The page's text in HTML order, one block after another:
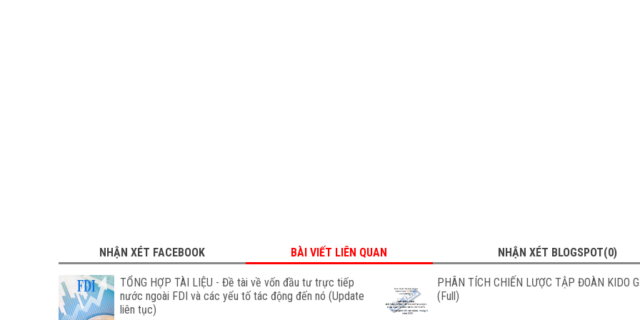
NHẬN XÉT FACEBOOK BÀI VIẾT LIÊN QUAN NHẬN XÉT BLOGSPOT(0)
TỔNG HỢP TÀI LIỆU - Đề tài về vốn đầu tư trực tiếp
nước ngoài FDI và các yếu tố tác động đến nó (Update
liên tục)
PHÂN TÍCH CHIẾN LƯỢC TẬP ĐOÀN KIDO
(Full)